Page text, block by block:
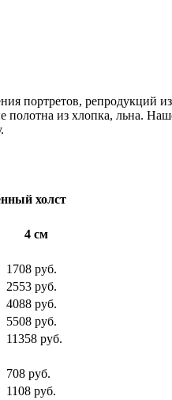
портретов, репродукций
из хлопка, льна.
холст
4 см
1708 руб.
2553 руб.
4088 руб.
5508 руб.
11358 руб.
708 руб.
1108 руб.